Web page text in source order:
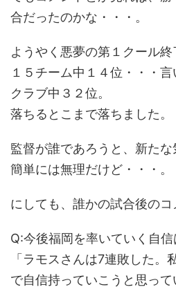
合だったのかな・・・。
ようやく悪夢の第１クール終
１５チーム中１４位・・・
クラブ中３２位。
落ちるとこまで落ちました。
監督が誰であろうと、新た
簡単には無理だけど・・・。
にしても、誰かの試合後のコ
Q:今後福岡を率いていく自
「ラモスさんは7連敗した。
で自信持っていこうと思って